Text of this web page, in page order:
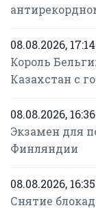
08.08.2026, 17:14
Король
Казахстан с
08.08.2026, 16:36
Экзамен для
Финляндии
08.08.2026, 16:35
Снятие